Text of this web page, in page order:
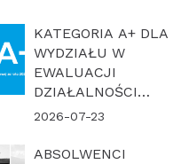
KATEGORIA A+ DLA
WYDZIAŁU W
EWALUACJI
DZIAŁALNOŚCI
NAUKOWEJ W
2026-07-23
ABSOLWENCI